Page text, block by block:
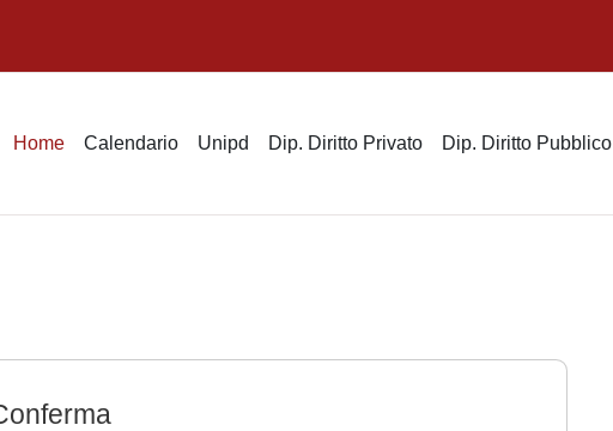
Home Calendario Unipd Dip. Diritto Privato Dip. Diritto Pubblico